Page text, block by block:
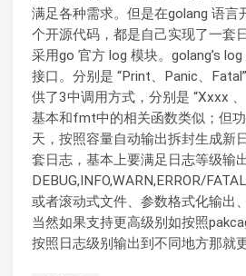
满足各种需求。但是在golang 语言
个开源代码，都是自己实现了一套
采用go 官方 log 模块。golang’s
接口。分别是 “Print、Panic、
供了3中调用方式，分别是 “Xxxx
基本和fmt中的相关函数类似；但
天，按照容量自动输出拆封生成新
套日志，基本上要满足日志等级输
DEBUG,INFO,WARN,ERROR/
或者滚动式文件、参数格式化输出
当然如果支持更高级别如按照
按照日志级别输出到不同地方那就